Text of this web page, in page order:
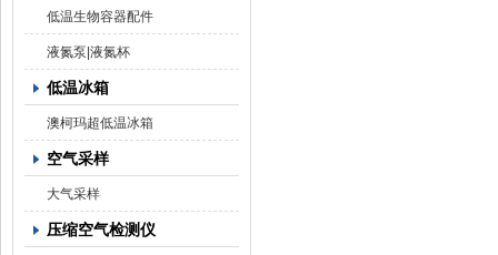
低温生物容器配件
液氮泵|液氮杯
低温冰箱
澳柯玛超低温冰箱
空气采样
大气采样
压缩空气检测仪